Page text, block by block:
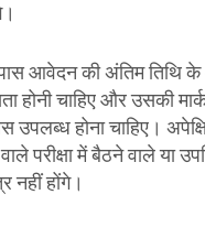
आवेदन की अंतिम तिथि
होनी चाहिए और उसकी
उपलब्ध होना चाहिए।
परीक्षा में बैठने वाले या
नहीं होंगे।